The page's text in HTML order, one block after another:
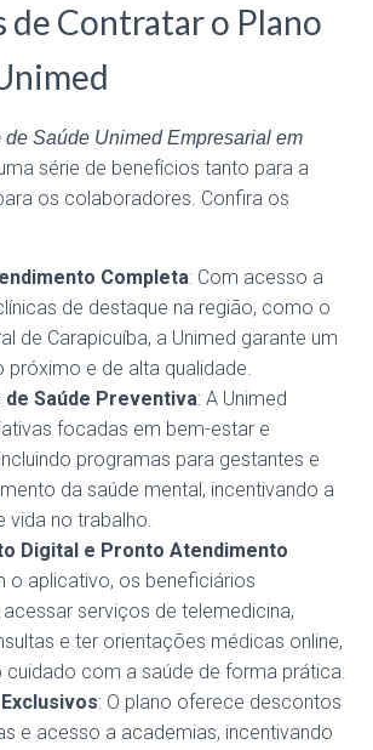
de Contratar o Plano
de Saúde Unimed Empresarial em
série de benefícios tanto para a
os colaboradores. Confira os
Completa: Com acesso a
de destaque na região, como o
de Carapicuíba, a Unimed garante um
próximo e de alta qualidade.
Saúde Preventiva: A Unimed
focadas em bem-estar e
programas para gestantes e
da saúde mental, incentivando a
vida no trabalho.
Digital e Pronto Atendimento
o aplicativo, os beneficiários
serviços de telemedicina,
e ter orientações médicas online,
cuidado com a saúde de forma prática.
: O plano oferece descontos
e acesso a academias, incentivando